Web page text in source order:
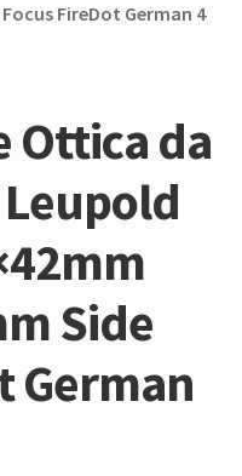
Ottica da
Side
German